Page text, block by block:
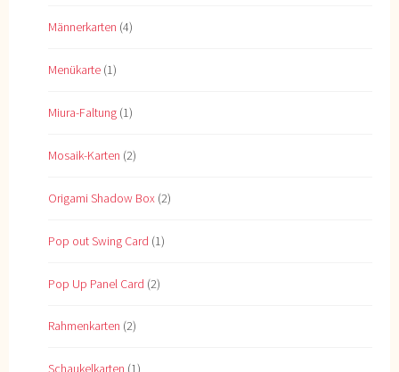
Männerkarten (4)
Menükarte (1)
Miura-Faltung (1)
Mosaik-Karten (2)
Origami Shadow Box (2)
Pop out Swing Card (1)
Pop Up Panel Card (2)
Rahmenkarten (2)